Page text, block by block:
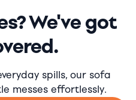
We've got
spills, our sofa
messes effortlessly.